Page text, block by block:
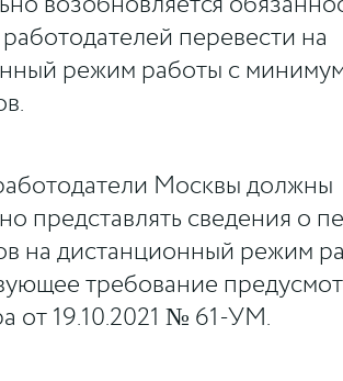
перевести на
режим работы с
Москвы должны
представлять сведения о
на дистанционный режим
требование
от 19.10.2021 № 61-УМ.